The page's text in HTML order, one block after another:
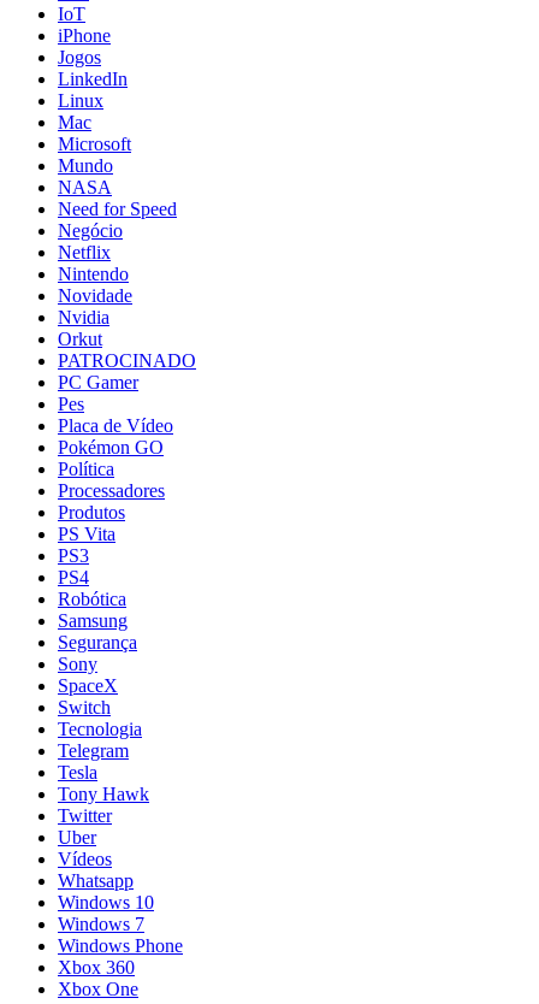
IoT
iPhone
Jogos
LinkedIn
Linux
Mac
Microsoft
Mundo
NASA
Need for Speed
Negócio
Netflix
Nintendo
Novidade
Nvidia
Orkut
PATROCINADO
PC Gamer
Pes
Placa de Vídeo
Pokémon GO
Política
Processadores
Produtos
PS Vita
PS3
PS4
Robótica
Samsung
Segurança
Sony
SpaceX
Switch
Tecnologia
Telegram
Tesla
Tony Hawk
Twitter
Uber
Vídeos
Whatsapp
Windows 10
Windows 7
Windows Phone
Xbox 360
Xbox One